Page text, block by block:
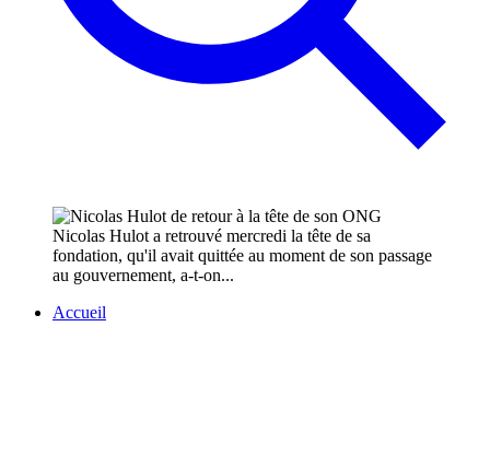
Nicolas Hulot a retrouvé mercredi la tête de sa
fondation, qu'il avait quittée au moment de son passage
au gouvernement, a-t-on...
Accueil